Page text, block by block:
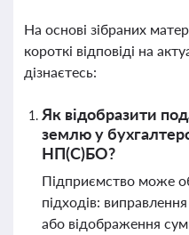
На основі зібраних
короткі відповіді на
дізнаєтесь:
Як відобразити
землю у
НП(С)БО?
Підприємство може
підходів:
або відображення